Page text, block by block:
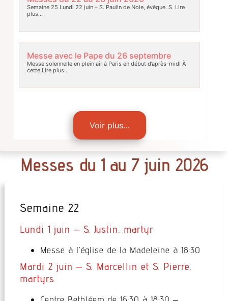
Semaine 25 Lundi 22 juin – S. Paulin de Nole, évêque. S. Lire
plus…
Messe avec le Pape du 26 septembre
Messe solennelle en plein air à Paris en début d’après-midi À
cetteLire plus…
Voir plus…
Messes du 1 au 7 juin 2026
Semaine 22
Lundi 1 juin – S. Justin, martyr
Messe à l’église de la Madeleine à 18:30
Mardi 2 juin – S. Marcellin et S. Pierre,
martyrs